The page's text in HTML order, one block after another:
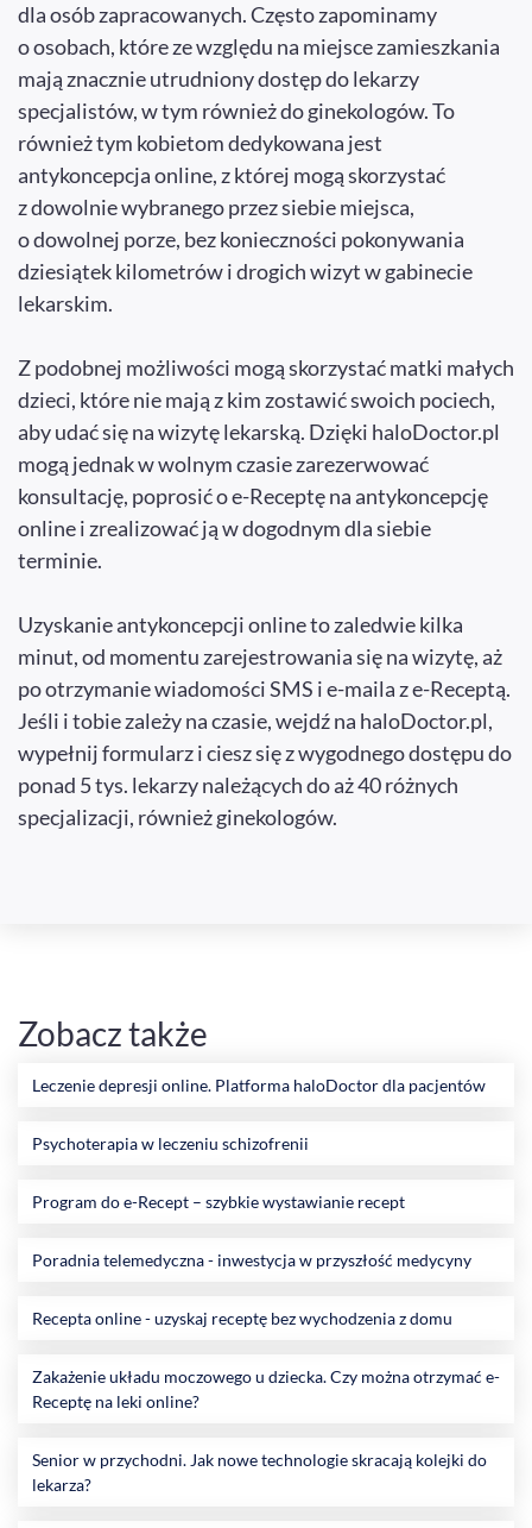
dla osób zapracowanych. Często zapominamy
o osobach, które ze względu na miejsce zamieszkania
mają znacznie utrudniony dostęp do lekarzy
specjalistów, w tym również do ginekologów. To
również tym kobietom dedykowana jest
antykoncepcja online, z której mogą skorzystać
z dowolnie wybranego przez siebie miejsca,
o dowolnej porze, bez konieczności pokonywania
dziesiątek kilometrów i drogich wizyt w gabinecie
lekarskim.
Z podobnej możliwości mogą skorzystać matki małych
dzieci, które nie mają z kim zostawić swoich pociech,
aby udać się na wizytę lekarską. Dzięki haloDoctor.pl
mogą jednak w wolnym czasie zarezerwować
konsultację, poprosić o e-Receptę na antykoncepcję
online i zrealizować ją w dogodnym dla siebie
terminie.
Uzyskanie antykoncepcji online to zaledwie kilka
minut, od momentu zarejestrowania się na wizytę, aż
po otrzymanie wiadomości SMS i e-maila z e-Receptą.
Jeśli i tobie zależy na czasie, wejdź na haloDoctor.pl,
wypełnij formularz i ciesz się z wygodnego dostępu do
ponad 5 tys. lekarzy należących do aż 40 różnych
specjalizacji, również ginekologów.
Zobacz także
Leczenie depresji online. Platforma haloDoctor dla pacjentów
Psychoterapia w leczeniu schizofrenii
Program do e-Recept – szybkie wystawianie recept
Poradnia telemedyczna - inwestycja w przyszłość medycyny
Recepta online - uzyskaj receptę bez wychodzenia z domu
Zakażenie układu moczowego u dziecka. Czy można otrzymać e-
Receptę na leki online?
Senior w przychodni. Jak nowe technologie skracają kolejki do
lekarza?